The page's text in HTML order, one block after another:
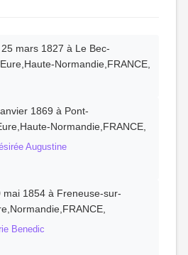
25 mars 1827 à Le Bec-
Normandie,FRANCE,
1869 à Pont-
Normandie,FRANCE,
Augustine
mai 1854 à Freneuse-sur-
Benedic